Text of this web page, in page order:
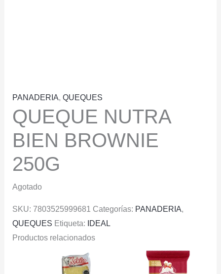
PANADERIA, QUEQUES
QUEQUE NUTRA
BIEN BROWNIE
250G
Agotado
SKU: 7803525999681 Categorías: PANADERIA,
QUEQUES Etiqueta:
IDEAL
Productos relacionados